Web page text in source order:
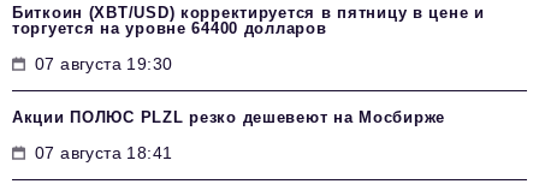
Биткоин (XBT/USD) корректируется в пятницу в цене и
торгуется на уровне 64400 долларов
07 августа 19:30
Акции ПОЛЮС PLZL резко дешевеют на Мосбирже
07 августа 18:41